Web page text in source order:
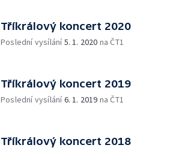
Tříkrálový koncert 2020
Poslední vysílání5. 1. 2020 na ČT1
Tříkrálový koncert 2019
Poslední vysílání6. 1. 2019 na ČT1
Tříkrálový koncert 2018